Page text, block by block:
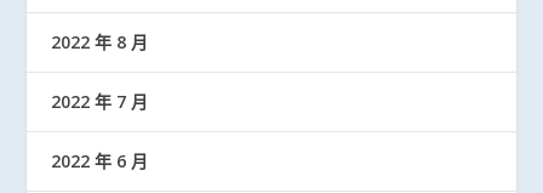
2022 年 8 月
2022 年 7 月
2022 年 6 月